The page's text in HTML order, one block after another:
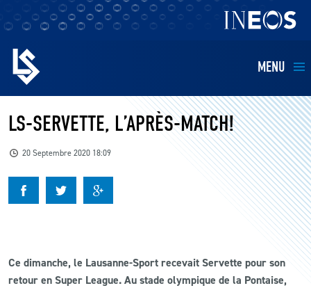
MENU
EQUIPES
BILLETTERIE
FANS
BUSINESS
LS-SERVETTE, L’APRÈS-MATCH!
20 Septembre 2020 18:09
Ce dimanche, le Lausanne-Sport recevait Servette pour son
retour en Super League. Au stade olympique de la Pontaise,